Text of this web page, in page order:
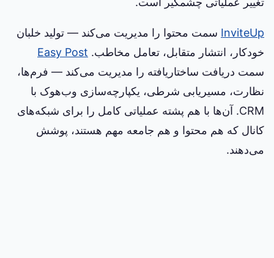
InviteUpسمت محتوا را مدیریت می‌کند — تولید خلبان
خودکار، انتشار متقابل، تعامل مخاطب.Easy Post
سمت دریافت ساختاریافته را مدیریت می‌کند — فرم‌ها،
نظارت، مسیریابی شرطی، یکپارچه‌سازی وب‌هوک با
CRM. آن‌ها با هم پشته عملیاتی کامل را برای شبکه‌های
کانال که هم محتوا و هم جامعه مهم هستند، پوشش
می‌دهند.